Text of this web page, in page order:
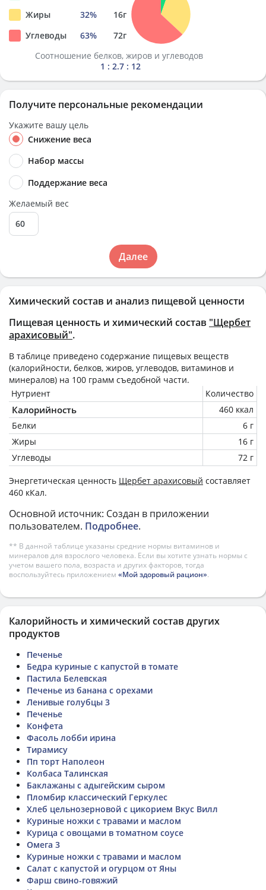
Химический состав и анализ пищевой ценности
Пищевая ценность и химический состав "Щербет
арахисовый".
В таблице приведено содержание пищевых веществ
(калорийности, белков, жиров, углеводов, витаминов и
минералов) на 100 грамм съедобной части.
Нутриент
Количество
Калорийность
460 ккал
Белки
6 г
Жиры
16 г
Углеводы
72 г
Энергетическая ценность Щербет арахисовый составляет
460 кКал.
Основной источник: Создан в приложении
пользователем. Подробнее.
** В данной таблице указаны средние нормы витаминов и
минералов для взрослого человека. Если вы хотите узнать нормы с
учетом вашего пола, возраста и других факторов, тогда
воспользуйтесь приложением «Мой здоровый рацион».
Жиры
32% 16г
Углеводы
63% 72г
Соотношение белков, жиров и углеводов
1 : 2.7 : 12
Получите персональные рекомендации
Укажите вашу цель
Снижение веса
Набор массы
Поддержание веса
Желаемый вес
Далее
Калорийность и химический состав других
продуктов
Печенье
Бедра куриные с капустой в томате
Пастила Белевская
Печенье из банана с орехами
Ленивые голубцы 3
Печенье
Конфета
Фасоль лобби ирина
Тирамису
Пп торт Наполеон
Колбаса Талинская
Баклажаны с адыгейским сыром
Пломбир классический Геркулес
Хлеб цельнозерновой с цикорием Вкус Вилл
Куриные ножки с травами и маслом
Курица с овощами в томатном соусе
Омега 3
Куриные ножки с травами и маслом
Салат с капустой и огурцом от Яны
Фарш свино-говяжий